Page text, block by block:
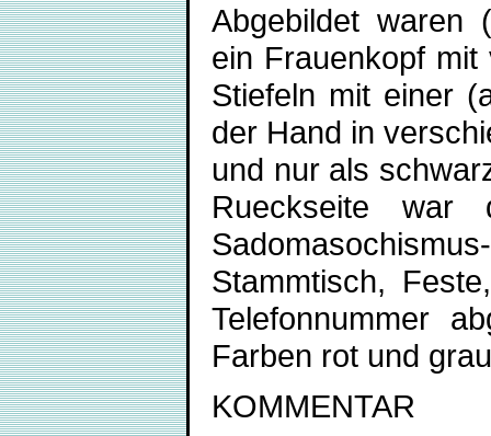
Abgebildet waren
ein Frauenkopf
Stiefeln mit einer
der Hand in
und nur als
Rueckseite war
Stammtisch,
Telefonnummer
Farben rot und
KOMMENTAR